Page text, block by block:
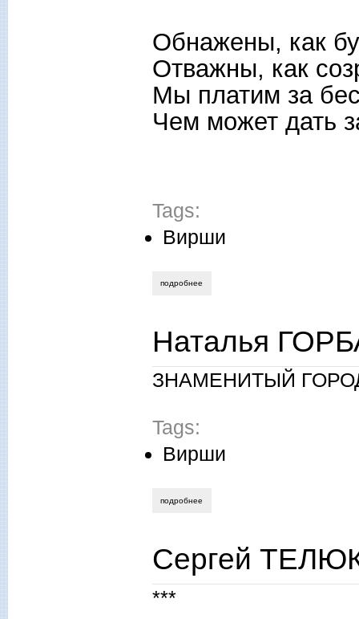
Обнажены, как
Отважны, как
Мы платим за
Чем может дать
Tags:
Вирши
подробнее
Наталья
ЗНАМЕНИТЫЙ
Tags:
Вирши
подробнее
Сергей
***